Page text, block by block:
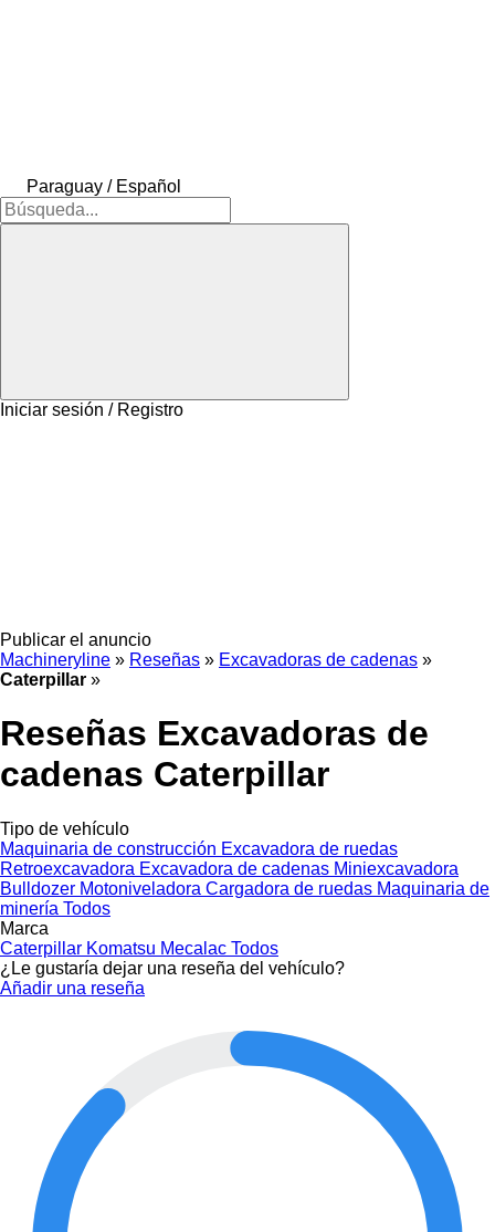
Paraguay / Español
Iniciar sesión / Registro
Publicar el anuncio
Machineryline » Reseñas » Excavadoras de cadenas »
Caterpillar »
Reseñas Excavadoras de
cadenas Caterpillar
Tipo de vehículo
Maquinaria de construcción Excavadora de ruedas
Retroexcavadora Excavadora de cadenas Miniexcavadora
Bulldozer Motoniveladora Cargadora de ruedas Maquinaria de
minería Todos
Marca
Caterpillar Komatsu Mecalac Todos
¿Le gustaría dejar una reseña del vehículo?
Añadir una reseña